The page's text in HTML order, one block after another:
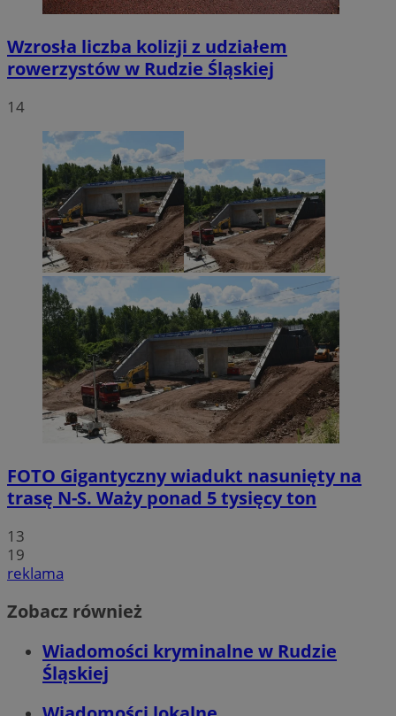
Wzrosła liczba kolizji z udziałem
rowerzystów w Rudzie Śląskiej
14
FOTO Gigantyczny wiadukt nasunięty na
trasę N-S. Waży ponad 5 tysięcy ton
13
19
reklama
Zobacz również
Wiadomości kryminalne w Rudzie
Śląskiej